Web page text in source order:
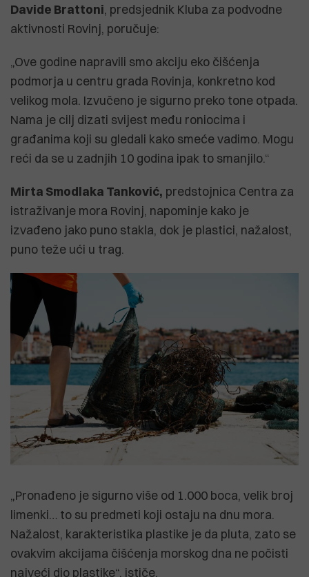
Davide Brattoni, predsjednik Kluba za podvodne
aktivnosti Rovinj, poručuje:
„Ove godine napravili smo akciju eko čišćenja
podmorja u centru grada Rovinja, konkretno kod
velikog mola. Izvučeno je sigurno preko tone otpada.
Nama je cilj dizati svijest među roniocima i
građanima koji su gledali kako smeće vadimo. Mogu
reći da se u zadnjih 10 godina ipak to smanjilo.“
Mirta Smodlaka Tanković, predstojnica Centra za
istraživanje mora Rovinj, napominje kako je
izvađeno jako puno stakla, dok je plastici, nažalost,
puno teže ući u trag.
„Pronađeno je sigurno više od 1.000 boca, velik broj
limenki… to su predmeti koji ostaju na dnu mora.
Nažalost, karakteristika plastike je da pluta, zato se
ovakvim akcijama čišćenja morskog dna ne počisti
najveći dio plastike“, ističe.